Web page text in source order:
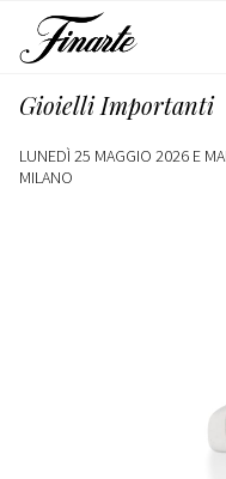
Gioielli Importanti
LUNEDÌ 25 MAGGIO 2026 E
MILANO